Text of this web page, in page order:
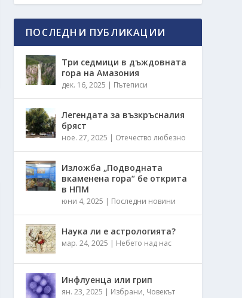
ПОСЛЕДНИ ПУБЛИКАЦИИ
Три седмици в дъждовната
гора на Амазония
дек. 16, 2025 | Пътеписи
Легендата за възкръсналия
бряст
ное. 27, 2025 | Отечество любезно
Изложба „Подводната
вкаменена гора“ бе открита
в НПМ
юни 4, 2025 | Последни новини
Наука ли е астрологията?
мар. 24, 2025 | Небето над нас
Инфлуенца или грип
ян. 23, 2025 | Избрани, Човекът